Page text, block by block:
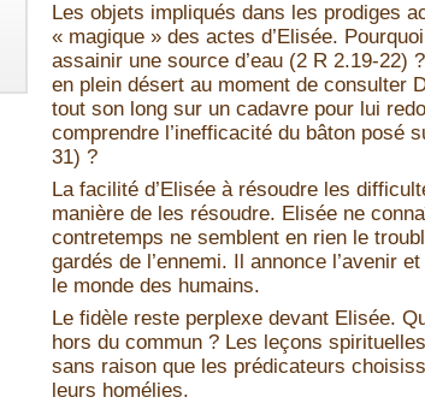
Les objets impliqués dans les prodiges
« magique » des actes d’Elisée.
assainir une source d’eau (2 R 2.19-22)
en plein désert au moment de consulter
tout son long sur un cadavre pour lui
comprendre l’inefficacité du bâton posé
31) ?
La facilité d’Elisée à résoudre les
manière de les résoudre. Elisée ne
contretemps ne semblent en rien le
gardés de l’ennemi. Il annonce l’avenir
le monde des humains.
Le fidèle reste perplexe devant Elisée.
hors du commun ? Les leçons
sans raison que les prédicateurs
leurs homélies.